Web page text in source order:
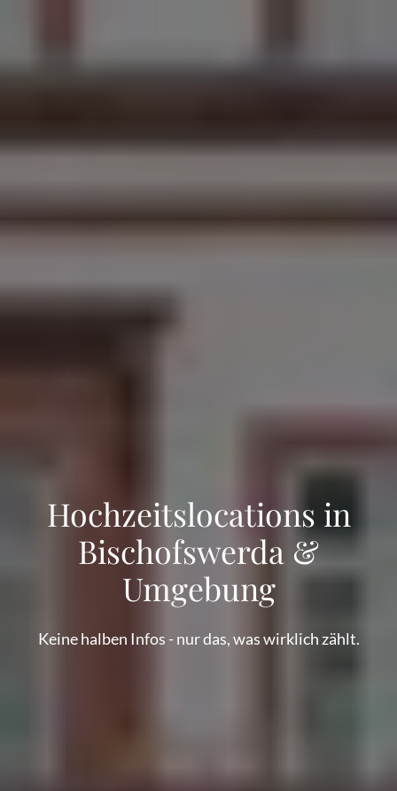
Hochzeitslocations in
Bischofswerda &
Umgebung
Keine halben Infos - nur das, was wirklich zählt.